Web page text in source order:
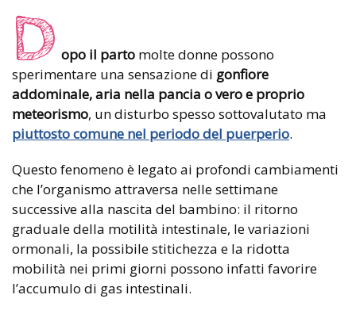
D opo il parto molte donne possono
sperimentare una sensazione di gonfiore
addominale, aria nella pancia o vero e proprio
meteorismo, un disturbo spesso sottovalutato ma
piuttosto comune nel periodo del puerperio.
Questo fenomeno è legato ai profondi cambiamenti
che l’organismo attraversa nelle settimane
successive alla nascita del bambino: il ritorno
graduale della motilità intestinale, le variazioni
ormonali, la possibile stitichezza e la ridotta
mobilità nei primi giorni possono infatti favorire
l’accumulo di gas intestinali.